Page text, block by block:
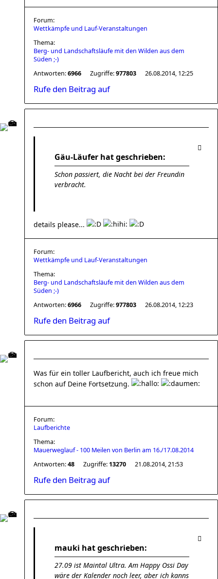
Forum:
Wettkämpfe und Lauf-Veranstaltungen
Thema:
Berg- und Landschaftsläufe mit den Wilden aus dem
Süden ;-)
Antworten:6966 Zugriffe:977803 26.08.2014, 12:25
Rufe den Beitrag auf
Gäu-Läufer hat geschrieben:
Schon passiert, die Nacht bei der Freundin
verbracht.
details please...
Forum:
Wettkämpfe und Lauf-Veranstaltungen
Thema:
Berg- und Landschaftsläufe mit den Wilden aus dem
Süden ;-)
Antworten:6966 Zugriffe:977803 26.08.2014, 12:23
Rufe den Beitrag auf
Was für ein toller Laufbericht, auch ich freue mich
schon auf Deine Fortsetzung.
Forum:
Laufberichte
Thema:
Mauerweglauf - 100 Meilen von Berlin am 16./17.08.2014
Antworten:48 Zugriffe: 13270 21.08.2014, 21:53
Rufe den Beitrag auf
mauki hat geschrieben:
27.09 ist Maintal Ultra. Am Happy Ossi Day
wäre der Kalender noch leer, aber ich kanns